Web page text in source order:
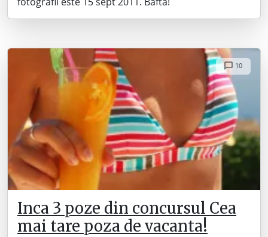
10
Inca 3 poze din concursul Cea
mai tare poza de vacanta!